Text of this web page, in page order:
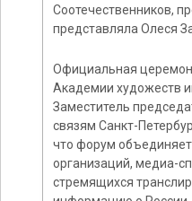
Соотечественников,
представляла Олеся
Официальная
Академии художеств
Заместитель
связям Санкт-
что форум
организаций, медиа-
стремящихся